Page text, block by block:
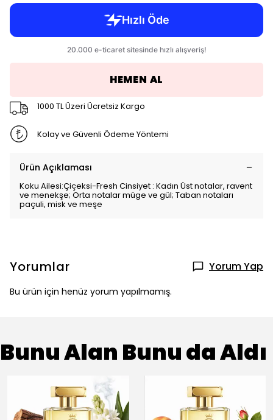
HEMEN AL
1000 TL Üzeri Ücretsiz Kargo
Kolay ve Güvenli Ödeme Yöntemi
Ürün Açıklaması
Koku Ailesi:Çiçeksi-Fresh Cinsiyet : Kadın Üst notalar, ravent
ve menekşe; Orta notalar müge ve gül; Taban notaları
paçuli, misk ve meşe
Yorumlar Yorum Yap
Bu ürün için henüz yorum yapılmamış.
Bunu Alan Bunu da Aldı